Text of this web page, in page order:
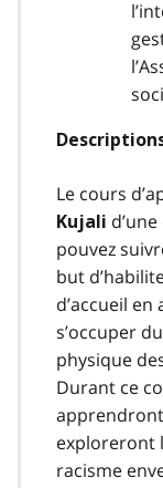
Le cours
Kujali
pouvez
but
d’accueil
s’occuper
physique
Durant ce
apprendront
exploreront
racisme